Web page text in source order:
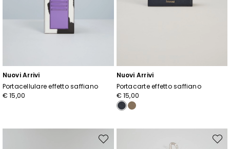
Nuovi Arrivi
Portacellulare effetto saffiano
€ 15,00
Nuovi Arrivi
Portacarte effetto saffiano
€ 15,00
Sposta